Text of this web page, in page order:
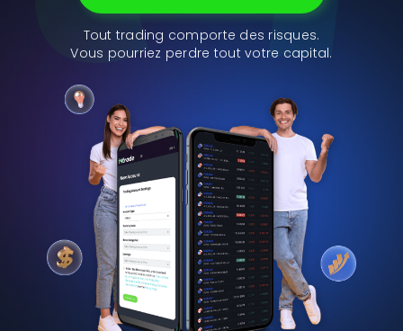
Tout trading comporte des risques.
Vous pourriez perdre tout votre capital.